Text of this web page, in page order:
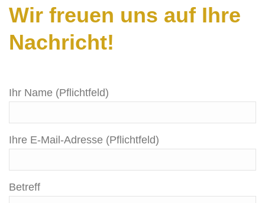
Wir freuen uns auf Ihre
Nachricht!
Ihr Name (Pflichtfeld)
Ihre E-Mail-Adresse (Pflichtfeld)
Betreff